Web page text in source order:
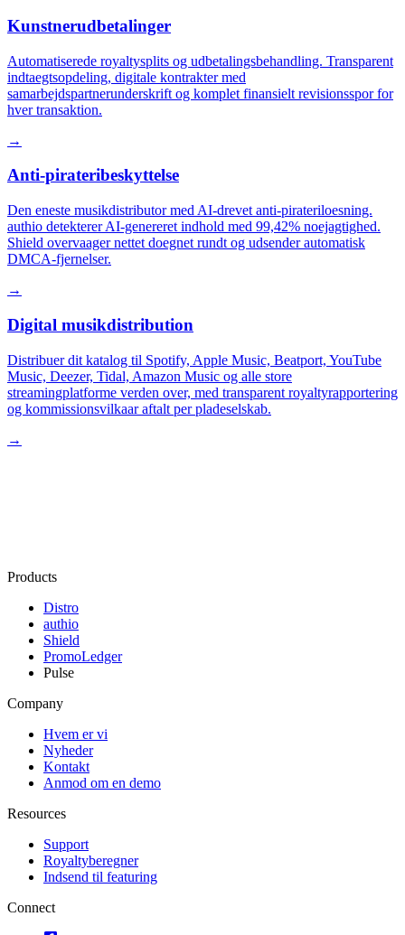
Kunstnerudbetalinger
Automatiserede royaltysplits og udbetalingsbehandling. Transparent
indtaegtsopdeling, digitale kontrakter med
samarbejdspartnerunderskrift og komplet finansielt revisionsspor for
hver transaktion.
→
Anti-pirateribeskyttelse
Den eneste musikdistributor med AI-drevet anti-pirateriloesning.
authio detekterer AI-genereret indhold med 99,42% noejagtighed.
Shield overvaager nettet doegnet rundt og udsender automatisk
DMCA-fjernelser.
→
Digital musikdistribution
Distribuer dit katalog til Spotify, Apple Music, Beatport, YouTube
Music, Deezer, Tidal, Amazon Music og alle store
streamingplatforme verden over, med transparent royaltyrapportering
og kommissionsvilkaar aftalt per pladeselskab.
→
Products
Distro
authio
Shield
PromoLedger
Pulse
Company
Hvem er vi
Nyheder
Kontakt
Anmod om en demo
Resources
Support
Royaltyberegner
Indsend til featuring
Connect